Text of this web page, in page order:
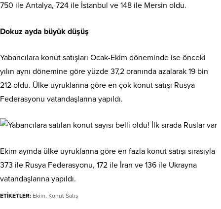
750 ile Antalya, 724 ile İstanbul ve 148 ile Mersin oldu.
Dokuz ayda büyük düşüş
Yabancılara konut satışları Ocak-Ekim döneminde ise önceki
yılın aynı dönemine göre yüzde 37,2 oranında azalarak 19 bin
212 oldu. Ülke uyruklarına göre en çok konut satışı Rusya
Federasyonu vatandaşlarına yapıldı.
Ekim ayında ülke uyruklarına göre en fazla konut satışı sırasıyla
373 ile Rusya Federasyonu, 172 ile İran ve 136 ile Ukrayna
vatandaşlarına yapıldı.
ETİKETLER: Ekim, Konut Satış